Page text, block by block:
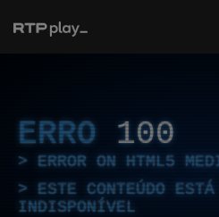
ERRO 100
ERROR ON HTML5
ESTE CONTEÚDO
INDISPONÍVEL